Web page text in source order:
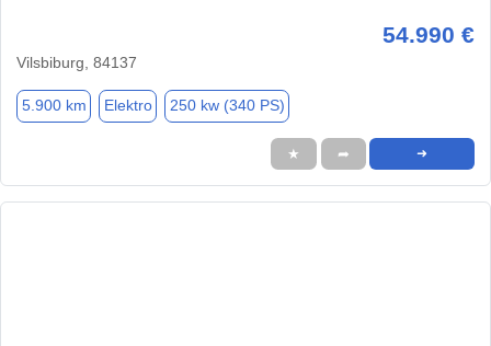
54.990 €
Vilsbiburg, 84137
5.900 km Elektro 250 kw (340 PS)
★ ➦ ➜